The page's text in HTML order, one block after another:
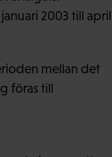
2003 till april
mellan det
föras till